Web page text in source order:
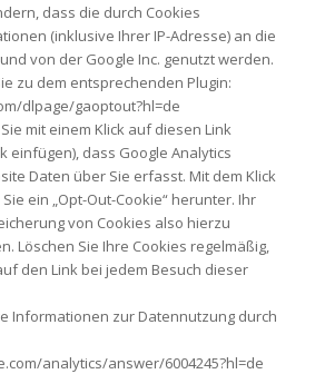
dass die durch Cookies
(inklusive Ihrer IP-Adresse) an die
von der Google Inc. genutzt werden.
zu dem entsprechenden Plugin:
dlpage/gaoptout?hl=de
mit einem Klick auf diesen Link
einfügen), dass Google Analytics
Daten über Sie erfasst. Mit dem Klick
ein „Opt-Out-Cookie“ herunter. Ihr
von Cookies also hierzu
Löschen Sie Ihre Cookies regelmäßig,
den Link bei jedem Besuch dieser
Informationen zur Datennutzung durch
analytics/answer/6004245?hl=de